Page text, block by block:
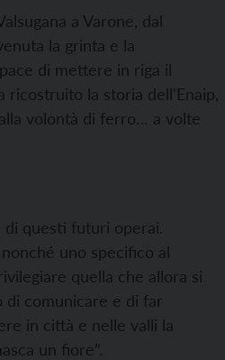
a Varone, dal
la grinta e la
di mettere in riga il
ricostruito la storia dell'Enaip,
volontà di ferro… a volte
di questi futuri operai.
uno specifico al
quella che allora si
di comunicare e di far
in città e nelle valli la
un fiore”.